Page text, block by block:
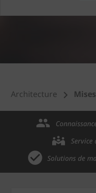
Architecture
Service
Solutions de